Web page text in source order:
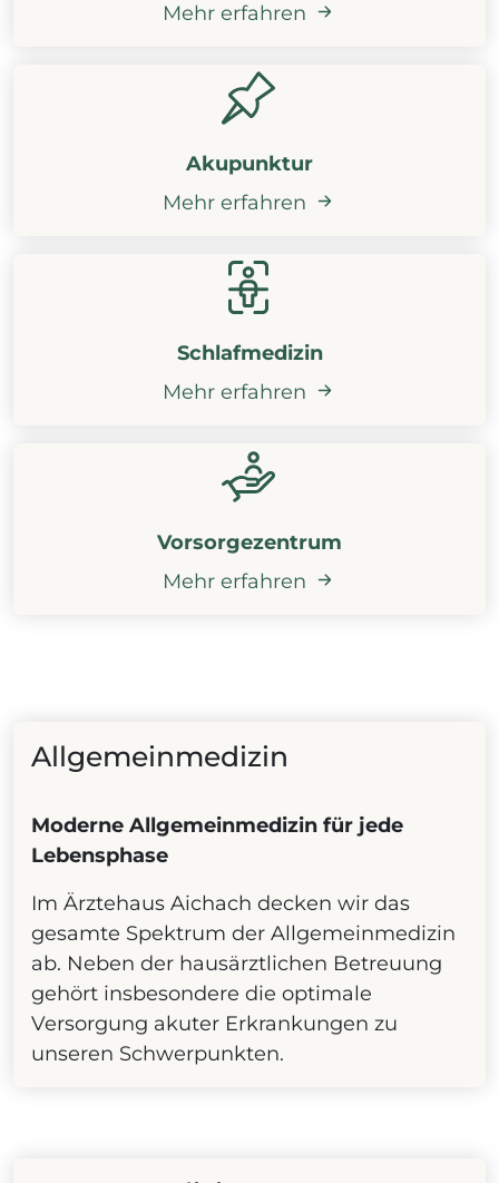
Mehr erfahren
Akupunktur
Mehr erfahren
Schlafmedizin
Mehr erfahren
Vorsorgezentrum
Mehr erfahren
Allgemeinmedizin
Moderne Allgemeinmedizin für jede
Lebensphase
Im Ärztehaus Aichach decken wir das
gesamte Spektrum der Allgemeinmedizin
ab. Neben der hausärztlichen Betreuung
gehört insbesondere die optimale
Versorgung akuter Erkrankungen zu
unseren Schwerpunkten.